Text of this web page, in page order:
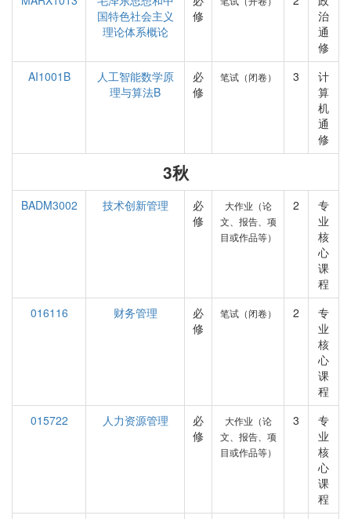
国特色社会主义
理论体系概论
修
治
通
修
AI1001B
人工智能数学原
理与算法B
必
修
笔试（闭卷） 3
计
算
机
通
修
3秋
BADM3002 技术创新管理
必
修
大作业（论
文、报告、项
目或作品等）
2
专
业
核
心
课
程
016116
财务管理
必
修
笔试（闭卷） 2
专
业
核
心
课
程
015722
人力资源管理
必
修
大作业（论
文、报告、项
目或作品等）
3
专
业
核
心
课
程